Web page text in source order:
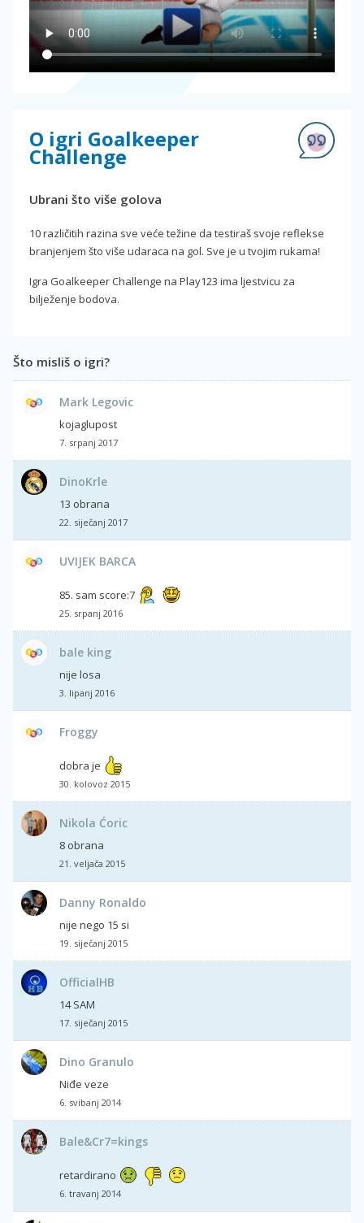
O igri Goalkeeper
Challenge
Ubrani što više golova
10 različitih razina sve veće težine da testiraš svoje reflekse
branjenjem što više udaraca na gol. Sve je u tvojim rukama!
Igra Goalkeeper Challenge na Play123 ima ljestvicu za
bilježenje bodova.
Što misliš o igri?
Mark Legovic
kojaglupost
7. srpanj 2017
DinoKrle
13 obrana
22. siječanj 2017
UVIJEK BARCA
85. sam score:7
25. srpanj 2016
bale king
nije losa
3. lipanj 2016
Froggy
dobra je
30. kolovoz 2015
Nikola Ćoric
8 obrana
21. veljača 2015
Danny Ronaldo
nije nego 15 si
19. siječanj 2015
OfficialHB
14 SAM
17. siječanj 2015
Dino Granulo
Niđe veze
6. svibanj 2014
Bale&Cr7=kings
retardirano
6. travanj 2014